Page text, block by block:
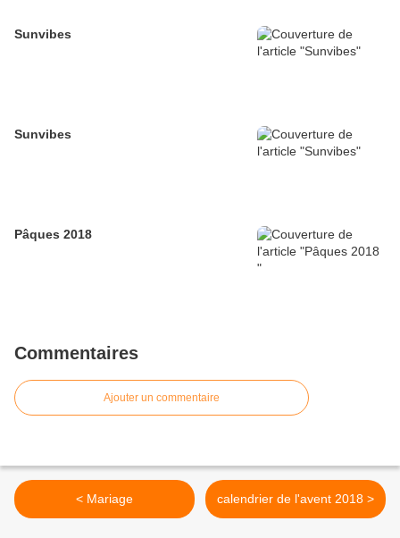
Sunvibes
Sunvibes
Pâques 2018
Commentaires
Ajouter un commentaire
< Mariage calendrier de l'avent 2018 >